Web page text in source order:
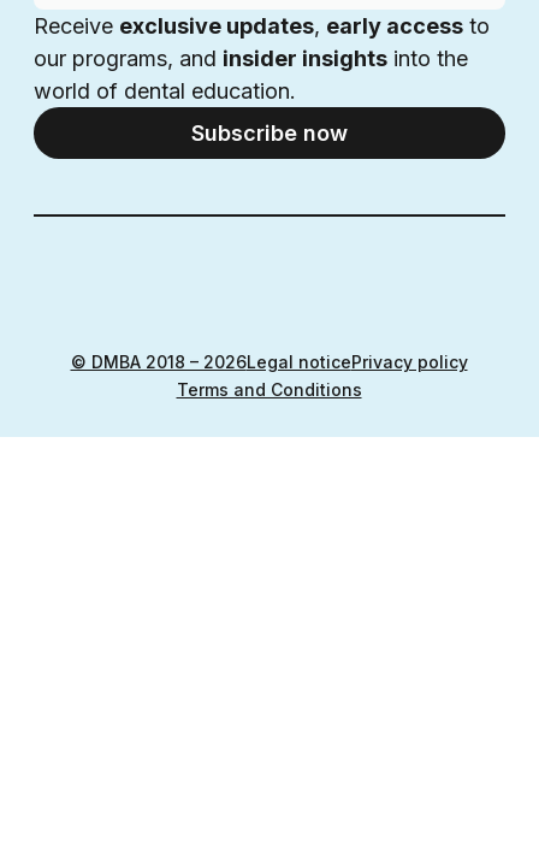
© DMBA 2018 – 2026Legal noticePrivacy policy
Terms and Conditions
Receive exclusive updates, early access to
our programs, and insider insights into the
world of dental education.
Subscribe now